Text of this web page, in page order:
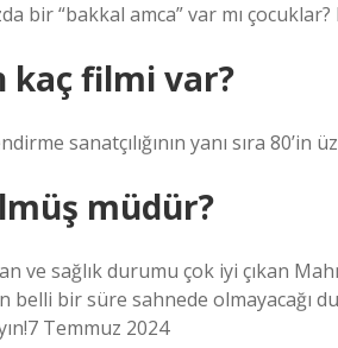
bir “bakkal amca” var mı
kaç filmi var?
sanatçılığının yanı sıra
müdür?
ve sağlık durumu çok iyi çıkan
belli bir süre sahnede olmayacağı
Temmuz 2024